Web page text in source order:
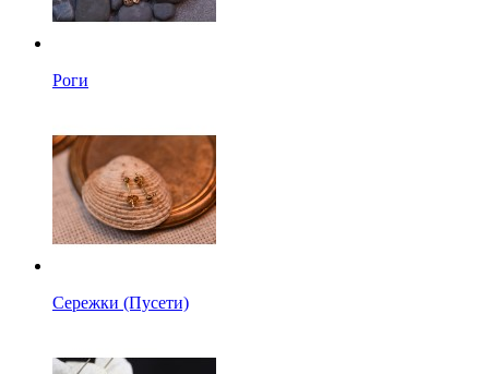
Роги
Сережки (Пусети)